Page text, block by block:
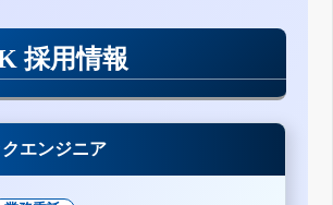
採用情報
エンジニア